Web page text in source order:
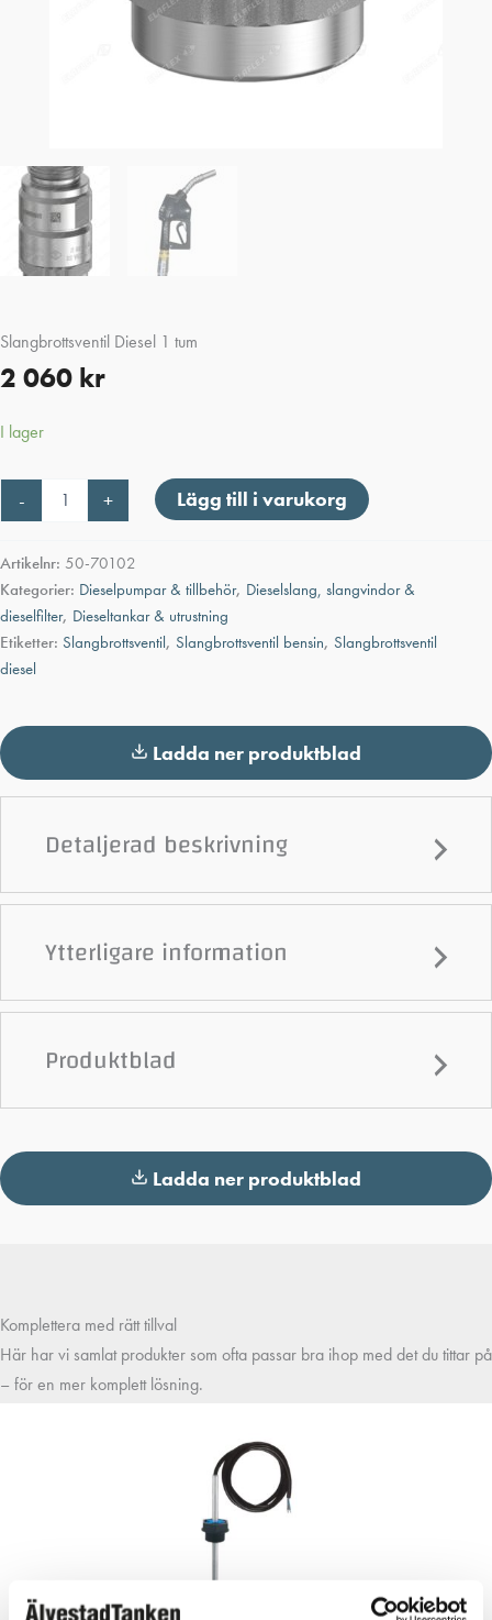
Slangbrottsventil Diesel 1 tum
2 060 kr
I lager
-
Diesel
tum
+ Lägg till i varukorg
Artikelnr: 50-70102
Kategorier: Dieselpumpar & tillbehör, Dieselslang, slangvindor &
dieselfilter, Dieseltankar & utrustning
Etiketter: Slangbrottsventil, Slangbrottsventil bensin, Slangbrottsventil
diesel
Ladda ner produktblad
Detaljerad beskrivning
Ytterligare information
Produktblad
Ladda ner produktblad
Komplettera med rätt tillval
Här har vi samlat produkter som ofta passar bra ihop med det du tittar på
– för en mer komplett lösning.